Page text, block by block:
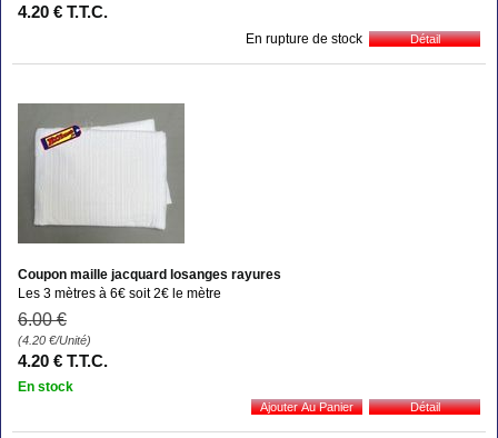
4.20 € T.T.C.
En rupture de stock
Coupon maille jacquard losanges rayures
Les 3 mètres à 6€ soit 2€ le mètre
6.00 €
(4.20 €/Unité)
4.20 € T.T.C.
En stock